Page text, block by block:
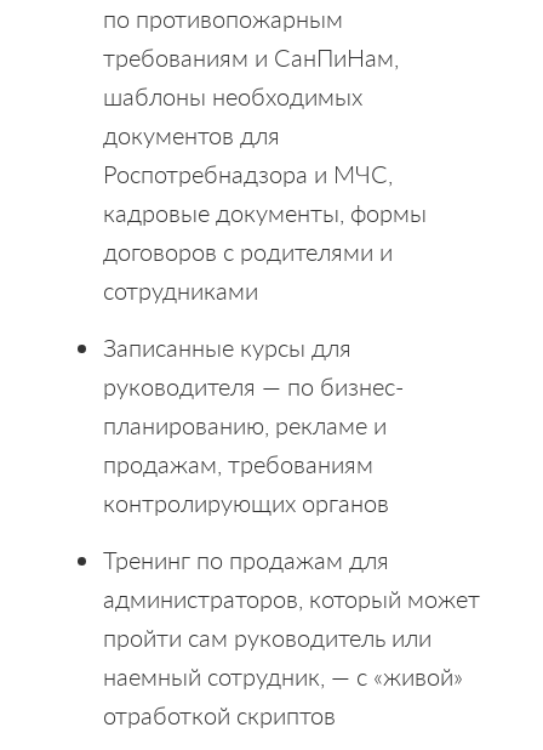
по противопожарным
требованиям и СанПиНам,
шаблоны необходимых
документов для
Роспотребнадзора и МЧС,
кадровые документы, формы
договоров с родителями и
сотрудниками
Записанные курсы для
руководителя — по бизнес-
планированию, рекламе и
продажам, требованиям
контролирующих органов
Тренинг по продажам для
администраторов, который может
пройти сам руководитель или
наемный сотрудник, — с «живой»
отработкой скриптов